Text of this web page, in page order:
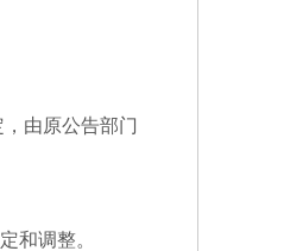
由原公告部门
和调整。